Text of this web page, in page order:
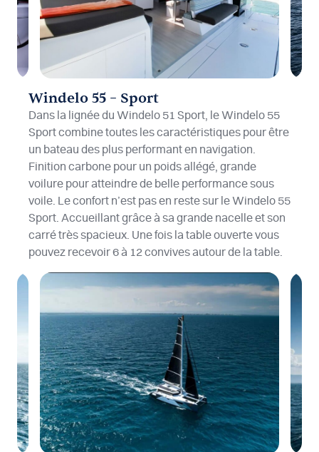
Windelo 55 – Sport
Dans la lignée du Windelo 51 Sport, le Windelo 55
Sport combine toutes les caractéristiques pour être
un bateau des plus performant en navigation.
Finition carbone pour un poids allégé, grande
voilure pour atteindre de belle performance sous
voile. Le confort n’est pas en reste sur le Windelo 55
Sport. Accueillant grâce à sa grande nacelle et son
carré très spacieux. Une fois la table ouverte vous
pouvez recevoir 6 à 12 convives autour de la table.